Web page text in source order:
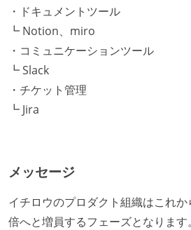
・ドキュメントツール
┗ Notion、miro
・コミュニケーションツール
┗ Slack
・チケット管理
┗ Jira
メッセージ
イチロウのプロダクト組織はこれ
倍へと増員するフェーズとなりま